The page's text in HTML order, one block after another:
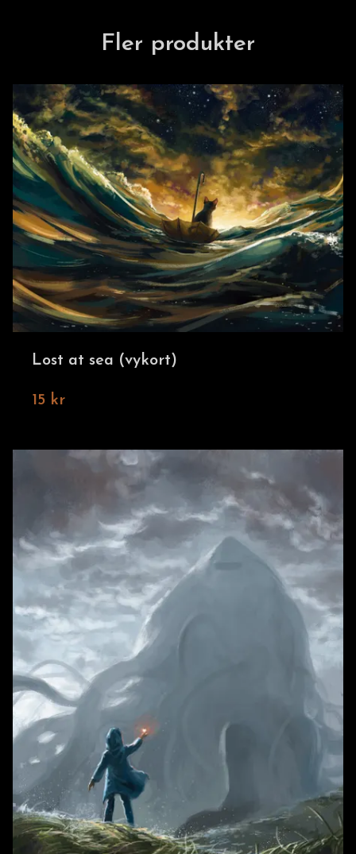
Fler produkter
Lost at sea (vykort)
15 kr